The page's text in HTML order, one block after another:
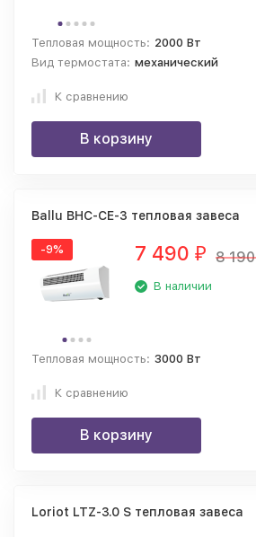
Тепловая мощность: 2000 Вт
Вид термостата: механический
К сравнению
В корзину
Ballu BHC-CE-3 тепловая завеса
-9% 7 490 ₽ 8 190
В наличии
Тепловая мощность: 3000 Вт
К сравнению
В корзину
Loriot LTZ-3.0 S тепловая завеса